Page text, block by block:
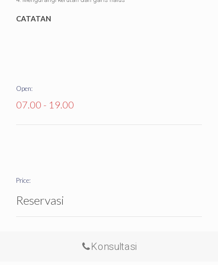
CATATAN
Open:
07.00 - 19.00
Price:
Reservasi
Konsultasi